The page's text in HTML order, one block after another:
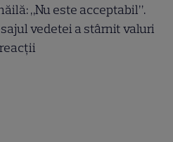
„Nu este acceptabil”.
vedetei a stârnit valuri